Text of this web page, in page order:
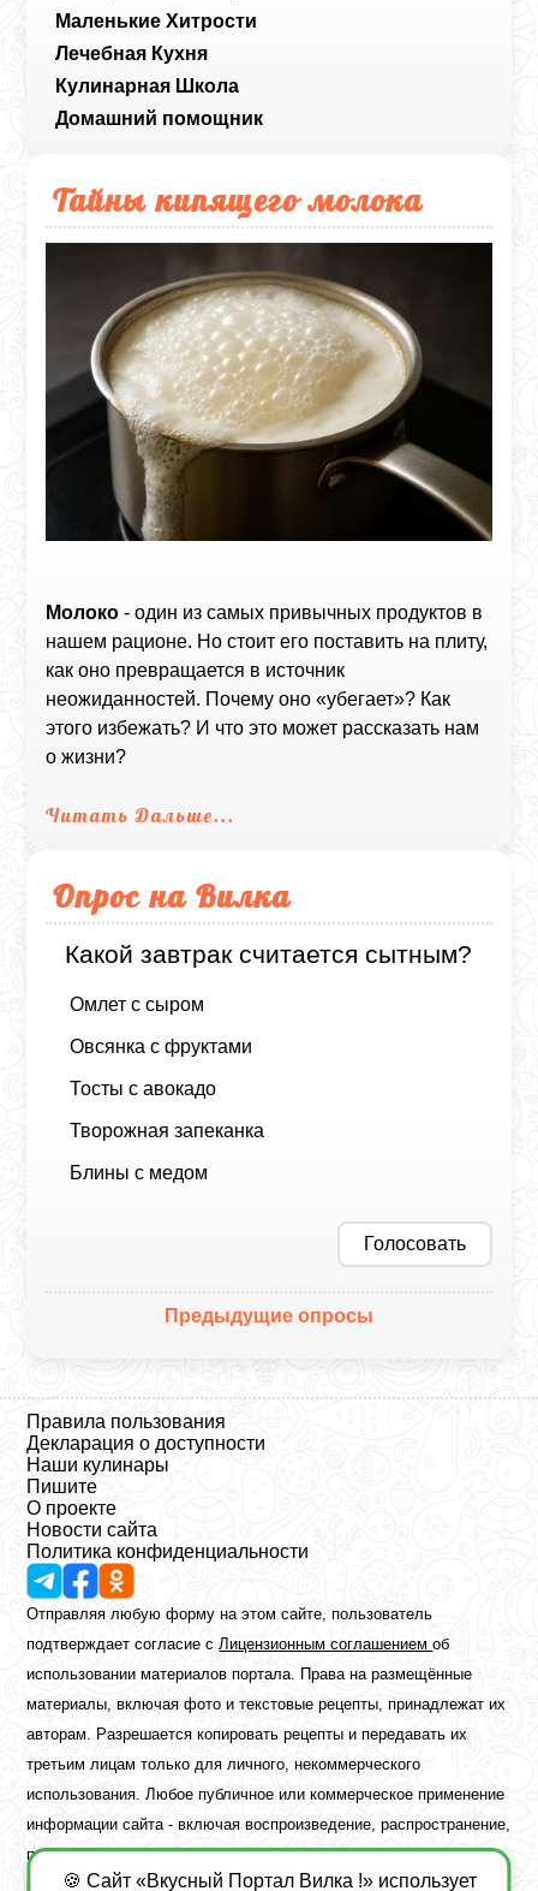
Маленькие Хитрости
Лечебная Кухня
Кулинарная Школа
Домашний помощник
Тайны кипящего молока
Молоко - один из самых привычных продуктов в
нашем рационе. Но стоит его поставить на плиту,
как оно превращается в источник
неожиданностей. Почему оно «убегает»? Как
этого избежать? И что это может рассказать нам
о жизни?
Читать Дальше...
Опрос на Вилка
Какой завтрак считается сытным?
Омлет с сыром
Овсянка с фруктами
Тосты с авокадо
Творожная запеканка
Блины с медом
Голосовать
Предыдущие опросы
Правила пользования
Декларация о доступности
Наши кулинары
Пишите
О проекте
Новости сайта
Политика конфиденциальности
Отправляя любую форму на этом сайте, пользователь
подтверждает согласие сЛицензионным соглашениемоб
использовании материалов портала. Права на размещённые
материалы, включая фото и текстовые рецепты, принадлежат их
авторам. Разрешается копировать рецепты и передавать их
третьим лицам только для личного, некоммерческого
использования. Любое публичное или коммерческое применение
информации сайта - включая воспроизведение, распространение,
публикацию или обработку - возможно лишь при наличии
предварительного письменного разрешения правообладателя.
🍪 Сайт «Вкусный Портал Вилка !» использует